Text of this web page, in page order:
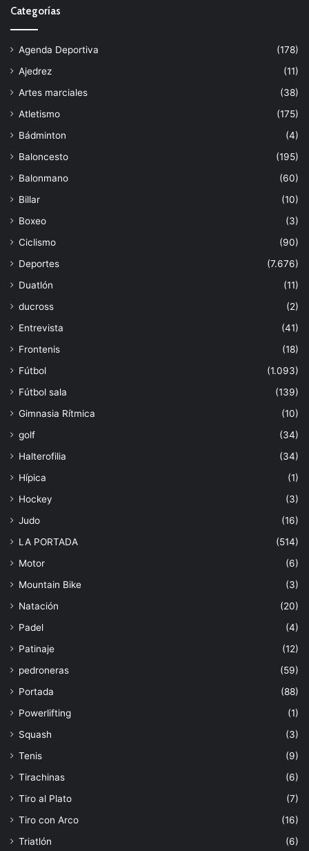
Categorías
Agenda Deportiva
(178)
Ajedrez
(11)
Artes marciales
(38)
Atletismo
(175)
Bádminton
(4)
Baloncesto
(195)
Balonmano
(60)
Billar
(10)
Boxeo
(3)
Ciclismo
(90)
Deportes
(7.676)
Duatlón
(11)
ducross
(2)
Entrevista
(41)
Frontenis
(18)
Fútbol
(1.093)
Fútbol sala
(139)
Gimnasia Rítmica
(10)
golf
(34)
Halterofilia
(34)
Hípica
(1)
Hockey
(3)
Judo
(16)
LA PORTADA
(514)
Motor
(6)
Mountain Bike
(3)
Natación
(20)
Padel
(4)
Patinaje
(12)
pedroneras
(59)
Portada
(88)
Powerlifting
(1)
Squash
(3)
Tenis
(9)
Tirachinas
(6)
Tiro al Plato
(7)
Tiro con Arco
(16)
Triatlón
(6)